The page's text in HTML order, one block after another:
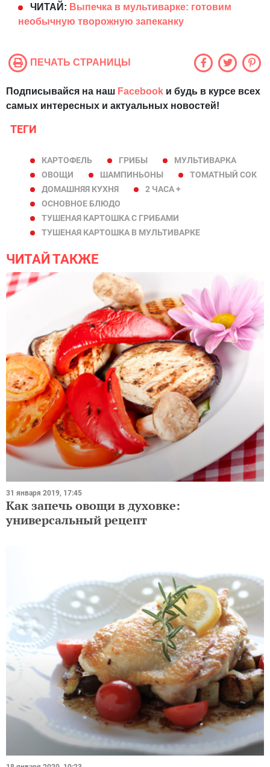
ЧИТАЙ: Выпечка в мультиварке: готовим
необычную творожную запеканку
ПЕЧАТЬ СТРАНИЦЫ
Подписывайся на наш Facebook и будь в курсе всех
самых интересных и актуальных новостей!
ТЕГИ
КАРТОФЕЛЬ ГРИБЫ
МУЛЬТИВАРКА
ОВОЩИ
ШАМПИНЬОНЫ
ТОМАТНЫЙ СОК
ДОМАШНЯЯ КУХНЯ
2 ЧАСА +
ОСНОВНОЕ БЛЮДО
ТУШЕНАЯ КАРТОШКА С ГРИБАМИ
ТУШЕНАЯ КАРТОШКА В МУЛЬТИВАРКЕ
ЧИТАЙ ТАКЖЕ
31 января 2019, 17:45
Как запечь овощи в духовке:
универсальный рецепт